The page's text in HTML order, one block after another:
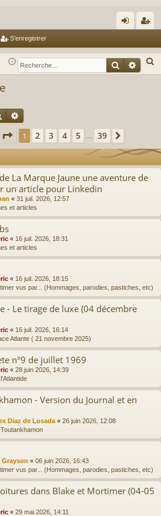
ne
xi
nr
eg
S’enregistrer
e
h
e
Rechercher
Page 1 sur 39
1 2 3 4 5 39
La Marque Jaune une aventure de
un article pour Linkedin
« 31 juil. 2026, 12:57
et articles
« 16 juil. 2026, 18:31
et articles
« 16 juil. 2026, 18:15
vus par... (Hommages, parodies, pastiches, etc)
- Le tirage de luxe (04 décembre
« 16 juil. 2026, 16:14
Atlante ( 21 novembre 2025)
n°9 de juillet 1969
« 28 juin 2026, 14:39
- Version du Journal et en
Diaz de Losada « 26 juin 2026, 12:08
Grayson « 06 juin 2026, 16:43
vus par... (Hommages, parodies, pastiches, etc)
dans Blake et Mortimer (04-05
« 29 mai 2026, 14:11